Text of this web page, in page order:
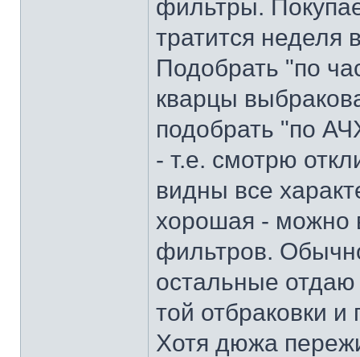
фильтры.
тратится неделя
Подобрать "по
кварцы
подобрать "по
- т.е. смотрю
видны все
хорошая - можно
фильтров.
остальные отдаю
той отбраковки и
Хотя дюжа